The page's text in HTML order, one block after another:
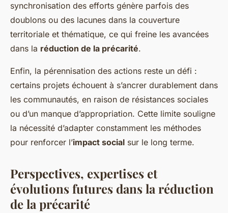
synchronisation des efforts génère parfois des
doublons ou des lacunes dans la couverture
territoriale et thématique, ce qui freine les avancées
dans la réduction de la précarité.
Enfin, la pérennisation des actions reste un défi :
certains projets échouent à s’ancrer durablement dans
les communautés, en raison de résistances sociales
ou d’un manque d’appropriation. Cette limite souligne
la nécessité d’adapter constamment les méthodes
pour renforcer l’impact social sur le long terme.
Perspectives, expertises et
évolutions futures dans la réduction
de la précarité